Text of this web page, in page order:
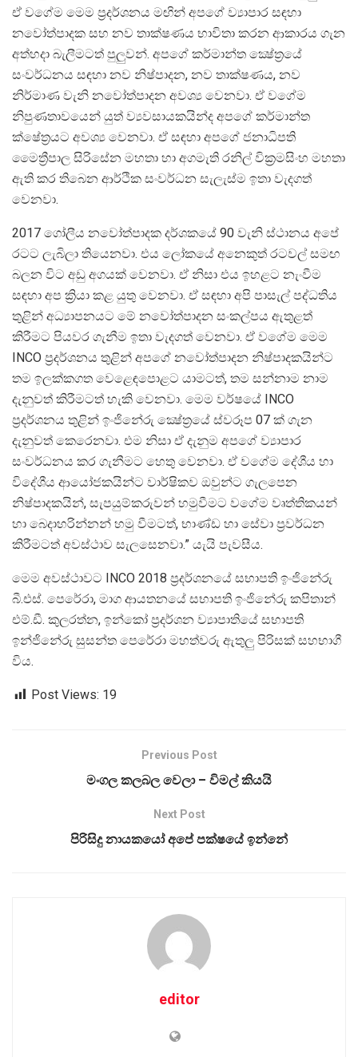
ඒ වගේම මෙම ප්‍රදර්ශනය මඟින් අපගේ ව්‍යාපාර සඳහා
නවෝත්පාදක සහ නව තාක්ෂණය භාවිතා කරන ආකාරය ගැන
අත්හදා බැලීමටත් පුලුවන්. අපගේ කර්මාන්ත ක්‍ෂේත්‍රයේ
සංවර්ධනය සඳහා නව නිෂ්පාදන, නව තාක්ෂණය, නව
නිර්මාණ වැනි නවෝත්පාදන අවශ්‍ය වෙනවා. ඒ වගේම
නිපුණතාවයෙන් යුත් ව්‍යවසායකයින්ද අපගේ කර්මාන්ත
ක්ෂේත්‍රයට අවශ්‍ය වෙනවා. ඒ සඳහා අපගේ ජනාධිපති
මෛත්‍රීපාල සිරිසේන මහතා හා අගමැති රනිල් වික්‍රමසිංහ මහතා
ඇති කර තිබෙන ආර්ථික සංවර්ධන සැලැස්ම ඉතා වැදගත්
වෙනවා.
2017 ගෝලීය නවෝත්පාදක දර්ශකයේ 90 වැනි ස්ථානය අපේ
රටට ලැබිලා තියෙනවා. එය ලෝකයේ අනෙකුත් රටවල් සමඟ
බලන විට අඩු අගයක් වෙනවා. ඒ නිසා එය ඉහළට නැංවීම
සඳහා අප ක්‍රියා කළ යුතු වෙනවා. ඒ සඳහා අපි පාසැල් පද්ධතිය
තුළින් අධ්‍යාපනයට මේ නවෝත්පාදන සංකල්පය ඇතුළත්
කිරීමට පියවර ගැනීම ඉතා වැදගත් වෙනවා. ඒ වගේම මෙම
INCO ප්‍රදර්ශනය තුළින් අපගේ නවෝත්පාදන නිෂ්පාදකයින්ට
තම ඉලක්කගත වෙළෙඳපොළට යාමටත්, තම සන්නාම නාම
දැනුවත් කිරීමටත් හැකි වෙනවා. මෙම වර්ෂයේ INCO
ප්‍රදර්ශනය තුළින් ඉංජිනේරු ක්‍ෂේත්‍රයේ ස්වරූප 07 ක් ගැන
දැනුවත් කෙරෙනවා. එම නිසා ඒ දැනුම අපගේ ව්‍යාපාර
සංවර්ධනය කර ගැනීමට හෙතු වෙනවා. ඒ වගේම දේශීය හා
විදේශීය ආයෝජකයින්ට වාර්ෂිකව ඔවුන්ට ගැලපෙන
නිෂ්පාදකයින්, සැපයුම්කරුවන් හමුවීමට වගේම වෘත්තිකයන්
හා බෙදාහරින්නන් හමු වීමටත්, භාණ්ඩ හා ‍සේවා ප්‍රවර්ධන
කිරීමටත් අවස්ථාව සැලසෙනවා.” යැයි පැවසීය.
මෙම අවස්ථාවට INCO 2018 ප්‍රදර්ශනයේ සභාපති ඉංජිනේරු
බී.එස්. පෙරේරා, මාග ආයතනයේ සභාපති ඉංජිනේරු කපිතාන්
එම්.ඩී. කුලරත්න, ඉන්කෝ ප්‍රදර්ශන ව්‍යාපාතියේ සභාපති
ඉන්ජිනේරු සුසන්ත පෙරේරා මහත්වරු ඇතුලු පිරිසක් සහභාගී
විය.
Post Views: 19
Previous Post
මංගල කලබල වෙලා – විමල් කියයි
Next Post
පිරිසිදු නායකයෝ අපේ පක්ෂයේ ඉන්නේ
editor